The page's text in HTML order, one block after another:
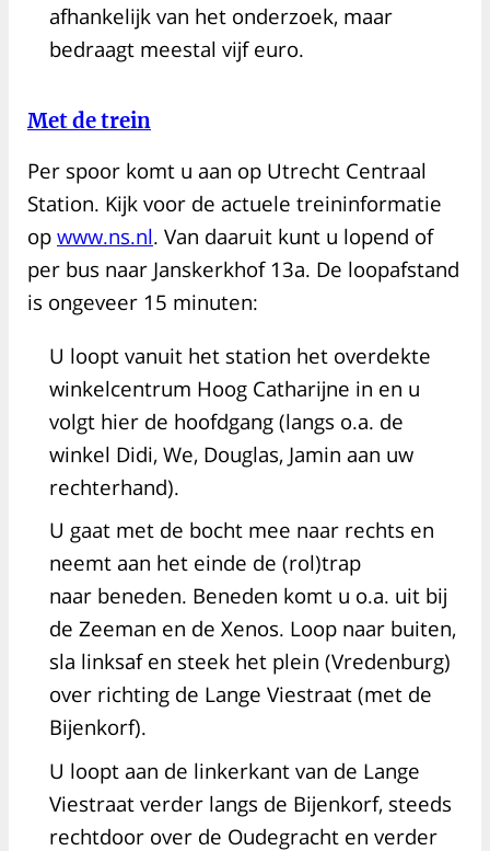
afhankelijk van het onderzoek, maar
bedraagt meestal vijf euro.
Met de trein
Per spoor komt u aan op Utrecht Centraal
Station. Kijk voor de actuele treininformatie
op www.ns.nl. Van daaruit kunt u lopend of
per bus naar Janskerkhof 13a. De loopafstand
is ongeveer 15 minuten:
U loopt vanuit het station het overdekte
winkelcentrum Hoog Catharijne in en u
volgt hier de hoofdgang (langs o.a. de
winkel Didi, We, Douglas, Jamin aan uw
rechterhand).
U gaat met de bocht mee naar rechts en
neemt aan het einde de (rol)trap
naar beneden. Beneden komt u o.a. uit bij
de Zeeman en de Xenos. Loop naar buiten,
sla linksaf en steek het plein (Vredenburg)
over richting de Lange Viestraat (met de
Bijenkorf).
U loopt aan de linkerkant van de Lange
Viestraat verder langs de Bijenkorf, steeds
rechtdoor over de Oudegracht en verder